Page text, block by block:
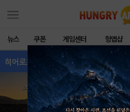
뉴스 쿠폰 게임센터 헝앱샵
히어로즈오브퍼즐 - 이벤트